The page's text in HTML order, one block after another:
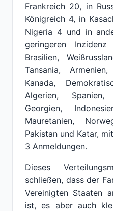
Frankreich 20, in
Königreich 4, in
Nigeria 4 und in
geringeren
Brasilien,
Tansania,
Kanada,
Algerien, Spanien,
Georgien,
Mauretanien,
Pakistan und Katar,
3 Anmeldungen.
Dieses
schließen, dass der
Vereinigten Staaten
ist, es aber auch